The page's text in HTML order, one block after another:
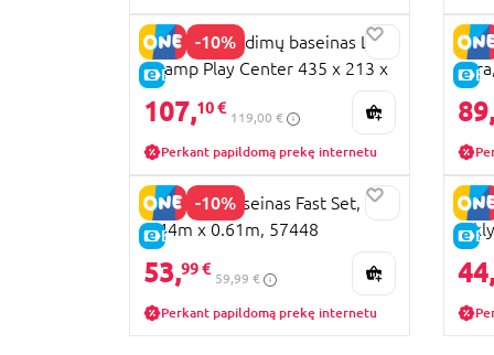
-10%
E-KAINA
BESTWAY žaidimų baseinas Lil'
Champ Play Center 435 x 213 x
117cm, 53068
107,10 €
119,00 €
Perkant papildomą prekę internetu
89,
-10%
E-KAINA
BESTWAY baseinas Fast Set,
2.44m x 0.61m, 57448
53,99 €
59,99 €
Perkant papildomą prekę internetu
44,